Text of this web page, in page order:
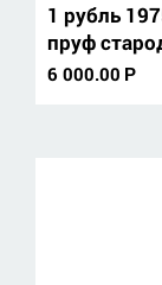
1 рубль
пруф
6 000.00 Р